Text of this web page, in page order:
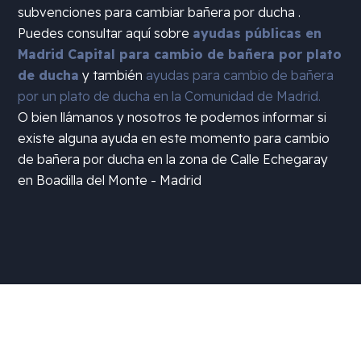
subvenciones para cambiar bañera por ducha .
Puedes consultar aquí sobre ayudas públicas en
Madrid Capital para cambio de bañera por plato
de ducha y también ayudas para cambio de bañera
por un plato de ducha en la Comunidad de Madrid.
O bien llámanos y nosotros te podemos informar si
existe alguna ayuda en este momento para cambio
de bañera por ducha en la zona deCalle Echegaray
en Boadilla del Monte - Madrid